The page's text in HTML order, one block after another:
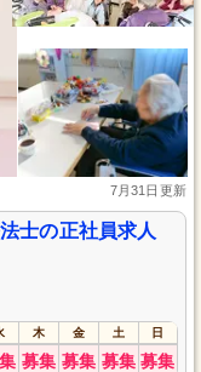
7月31日更新
士の正社員求人
木 金 土 日
募集 募集 募集 募集